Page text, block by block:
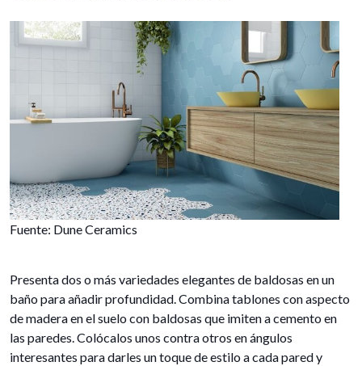
Fuente: Dune Ceramics
Presenta dos o más variedades elegantes de baldosas en un
baño para añadir profundidad. Combina tablones con aspecto
de madera en el suelo con baldosas que imiten a cemento en
las paredes. Colócalos unos contra otros en ángulos
interesantes para darles un toque de estilo a cada pared y